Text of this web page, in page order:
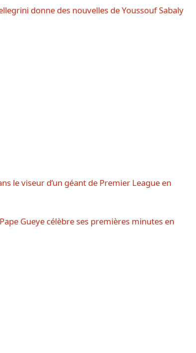
donne des nouvelles de Youssouf Sabaly
le viseur d’un géant de Premier League en
Gueye célèbre ses premières minutes en